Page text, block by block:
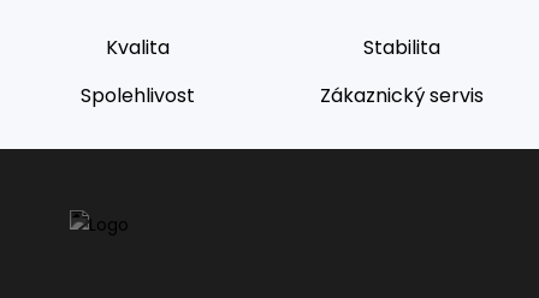
Kvalita
Stabilita
Spolehlivost
Zákaznický servis